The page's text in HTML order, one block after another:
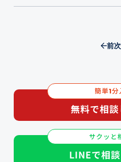
前次
簡単1分
無料で相談
サクッと
LINEで相